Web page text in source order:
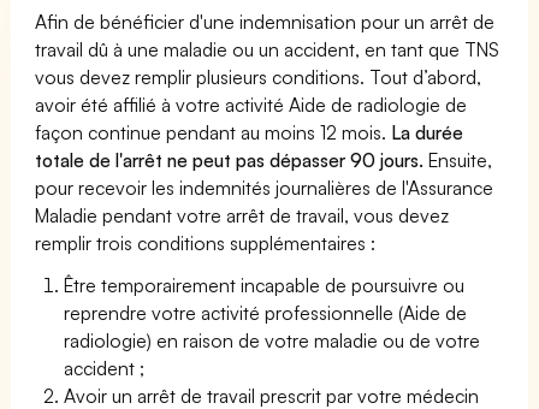
Afin de bénéficier d'une indemnisation pour un arrêt de
travail dû à une maladie ou un accident, en tant que TNS
vous devez remplir plusieurs conditions. Tout d’abord,
avoir été affilié à votre activité Aide de radiologie de
façon continue pendant au moins 12 mois. La durée
totale de l'arrêt ne peut pas dépasser 90 jours. Ensuite,
pour recevoir les indemnités journalières de l'Assurance
Maladie pendant votre arrêt de travail, vous devez
remplir trois conditions supplémentaires :
Être temporairement incapable de poursuivre ou
reprendre votre activité professionnelle (Aide de
radiologie) en raison de votre maladie ou de votre
accident ;
Avoir un arrêt de travail prescrit par votre médecin